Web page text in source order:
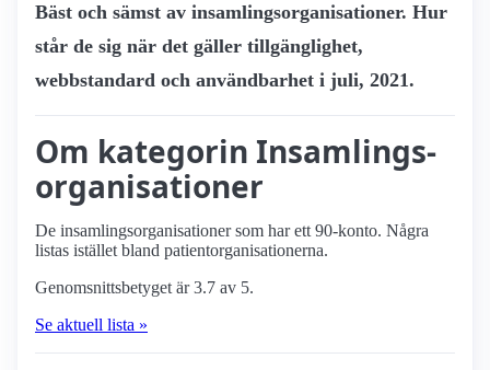
Bäst och sämst av insamlings­organisationer. Hur
står de sig när det gäller tillgänglighet,
webbstandard och användbarhet i juli, 2021.
Om kategorin Insamlings­
organisationer
De insamlings­organisationer som har ett 90-konto. Några
listas istället bland patient­organisationerna.
Genomsnittsbetyget är 3.7 av 5.
Se aktuell lista »